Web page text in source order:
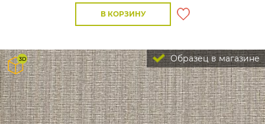
В КОРЗИНУ
Образец в магазине